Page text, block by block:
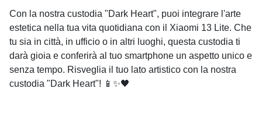
Con la nostra custodia "Dark Heart", puoi integrare l'arte
estetica nella tua vita quotidiana con il Xiaomi 13 Lite. Che
tu sia in città, in ufficio o in altri luoghi, questa custodia ti
darà gioia e conferirà al tuo smartphone un aspetto unico e
senza tempo. Risveglia il tuo lato artistico con la nostra
custodia "Dark Heart"! 📱✨🖤